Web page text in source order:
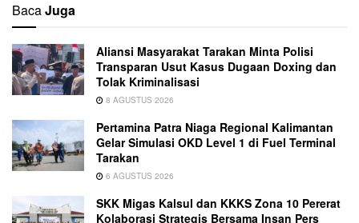
BacaJuga
Aliansi Masyarakat Tarakan Minta Polisi
Transparan Usut Kasus Dugaan Doxing dan
Tolak Kriminalisasi
8 AGUSTUS 2026
Pertamina Patra Niaga Regional Kalimantan
Gelar Simulasi OKD Level 1 di Fuel Terminal
Tarakan
6 AGUSTUS 2026
SKK Migas Kalsul dan KKKS Zona 10 Pererat
Kolaborasi Strategis Bersama Insan Pers